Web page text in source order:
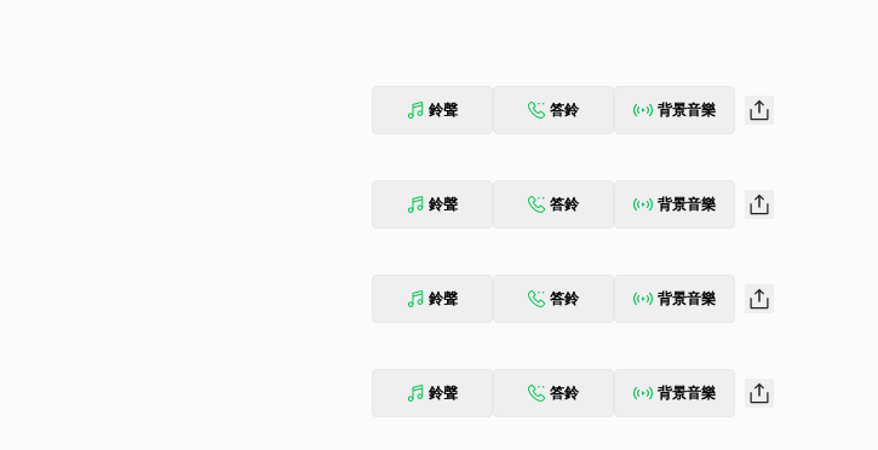
鈴聲 答鈴 背景音樂
鈴聲 答鈴 背景音樂
鈴聲 答鈴 背景音樂
鈴聲 答鈴 背景音樂